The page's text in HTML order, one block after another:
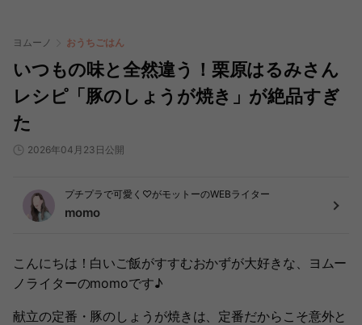
ヨムーノ おうちごはん
いつもの味と全然違う！栗原はるみさん
レシピ「豚のしょうが焼き」が絶品すぎ
た
2026年04月23日公開
プチプラで可愛く♡がモットーのWEBライター
momo
こんにちは！白いご飯がすすむおかずが大好きな、ヨムー
ノライターのmomoです♪
献立の定番・豚のしょうが焼きは、定番だからこそ意外と